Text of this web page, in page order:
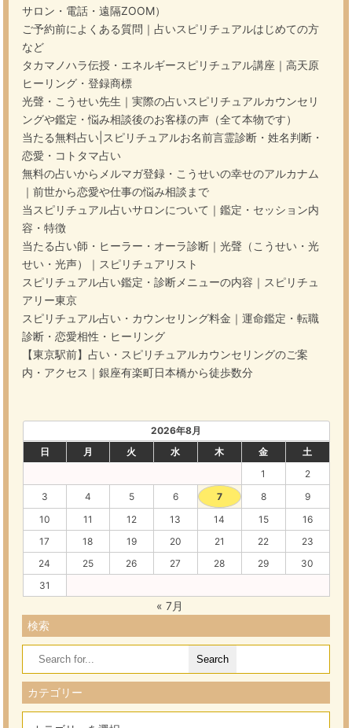
サロン・電話・遠隔ZOOM）
ご予約前によくある質問｜占いスピリチュアルはじめての方
など
タカマノハラ伝授・エネルギースピリチュアル講座｜高天原
ヒーリング・登録商標
光聲・こうせい先生｜実際の占いスピリチュアルカウンセリ
ングや鑑定・悩み相談後のお客様の声（全て本物です）
当たる無料占い|スピリチュアルお名前言霊診断・姓名判断・
恋愛・コトタマ占い
無料の占いからメルマガ登録・こうせいの幸せのアルカナム
｜前世から恋愛や仕事の悩み相談まで
当スピリチュアル占いサロンについて｜鑑定・セッション内
容・特徴
当たる占い師・ヒーラー・オーラ診断｜光聲（こうせい・光
せい・光声）｜スピリチュアリスト
スピリチュアル占い鑑定・診断メニューの内容｜スピリチュ
アリー東京
スピリチュアル占い・カウンセリング料金｜運命鑑定・転職
診断・恋愛相性・ヒーリング
【東京駅前】占い・スピリチュアルカウンセリングのご案
内・アクセス｜銀座有楽町日本橋から徒歩数分
2026年8月
日
月 火 水 木 金
土
1
2
3
4 5 6 7 8
9
10
11 12 13 14 15
16
17
18 19 20 21 22
23
24
25 26 27 28 29
30
31
« 7月
検索
Search
for:
カテゴリー